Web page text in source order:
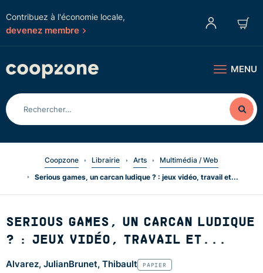
Contribuez à l'économie locale,
devenez membre
MENU
Coopzone Librairie Arts
Multimédia / Web
Serious games, un carcan ludique ? : jeux vidéo, travail et...
SERIOUS GAMES, UN CARCAN LUDIQUE
? : JEUX VIDÉO, TRAVAIL ET...
Alvarez, JulianBrunet, Thibault PAPIER